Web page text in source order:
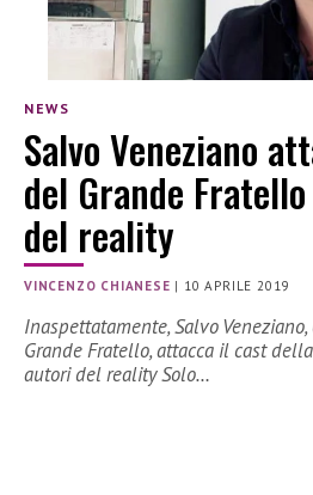
NEWS
Salvo Veneziano
del Grande
del reality
VINCENZO CHIANESE | 10 APRILE 2019
Inaspettatamente, Salvo
Grande Fratello, attacca il cast
autori del reality Solo…